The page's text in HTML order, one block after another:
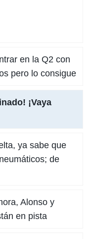
en la Q2 con
pero lo consigue
¡Vaya
ya sabe que
de
Alonso y
en pista